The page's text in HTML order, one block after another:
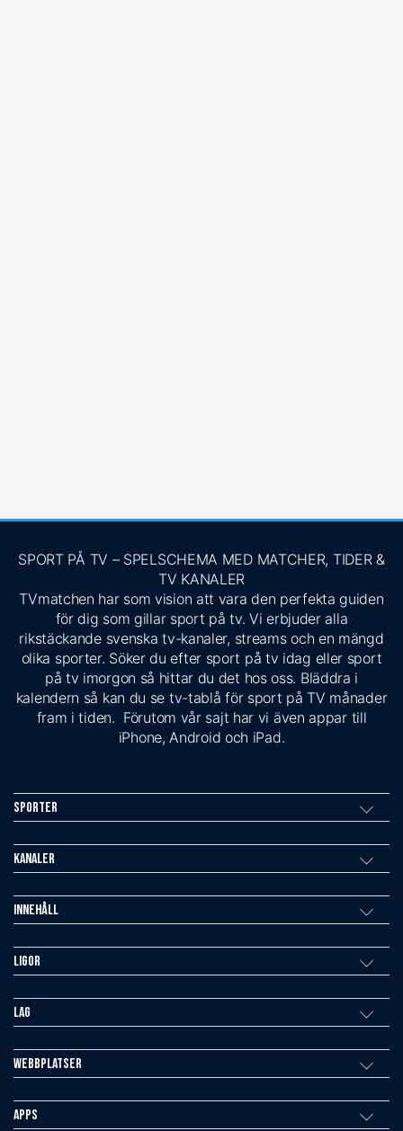
SPORT PÅ TV – SPELSCHEMA MED MATCHER, TIDER &
TV KANALER
TVmatchen har som vision att vara den perfekta guiden
för dig som gillar sport på tv. Vi erbjuder alla
rikstäckande svenska tv-kanaler, streams och en mängd
olika sporter. Söker du efter sport på tv idag eller sport
på tv imorgon så hittar du det hos oss. Bläddra i
kalendern så kan du se tv-tablå för sport på TV månader
fram i tiden. Förutom vår sajt har vi även appar till
iPhone, Android och iPad.
Sporter
Kanaler
Innehåll
Ligor
Lag
Webbplatser
Apps